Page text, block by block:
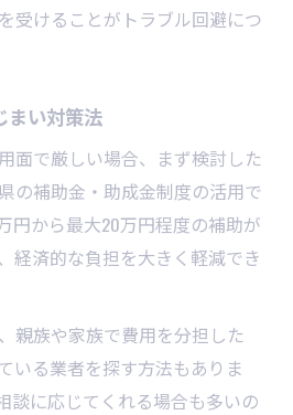
受けることがトラブル回避につ
まい対策法
面で厳しい場合、まず検討した
の補助金・助成金制度の活用で
円から最大20万円程度の補助が
経済的な負担を大きく軽減でき
親族や家族で費用を分担した
いる業者を探す方法もありま
談に応じてくれる場合も多いの